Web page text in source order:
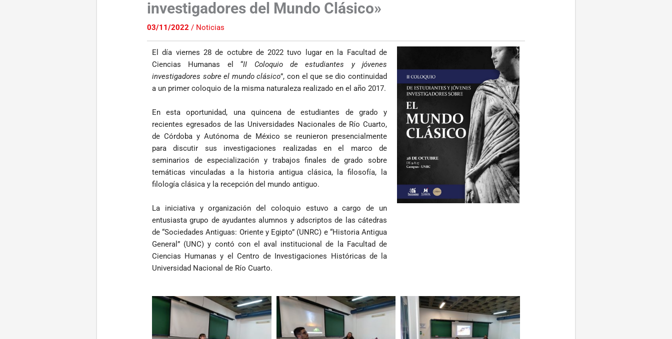
investigadores del Mundo Clásico»
03/11/2022/ Noticias
El día viernes 28 de octubre de 2022 tuvo lugar en la Facultad de
Ciencias Humanas el “II Coloquio de estudiantes y jóvenes
investigadores sobre el mundo clásico”, con el que se dio continuidad
a un primer coloquio de la misma naturaleza realizado en el año 2017.
En esta oportunidad, una quincena de estudiantes de grado y
recientes egresados de las Universidades Nacionales de Río Cuarto,
de Córdoba y Autónoma de México se reunieron presencialmente
para discutir sus investigaciones realizadas en el marco de
seminarios de especialización y trabajos finales de grado sobre
temáticas vinculadas a la historia antigua clásica, la filosofía, la
filología clásica y la recepción del mundo antiguo.
La iniciativa y organización del coloquio estuvo a cargo de un
entusiasta grupo de ayudantes alumnos y adscriptos de las cátedras
de “Sociedades Antiguas: Oriente y Egipto” (UNRC) e “Historia Antigua
General” (UNC) y contó con el aval institucional de la Facultad de
Ciencias Humanas y el Centro de Investigaciones Históricas de la
Universidad Nacional de Río Cuarto.